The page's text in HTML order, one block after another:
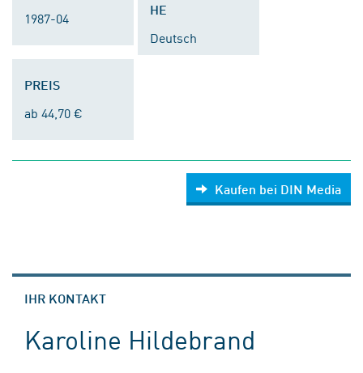
1987-04
HE
Deutsch
PREIS
ab 44,70 €
Kaufen bei DIN Media
IHR KONTAKT
Karoline Hildebrand